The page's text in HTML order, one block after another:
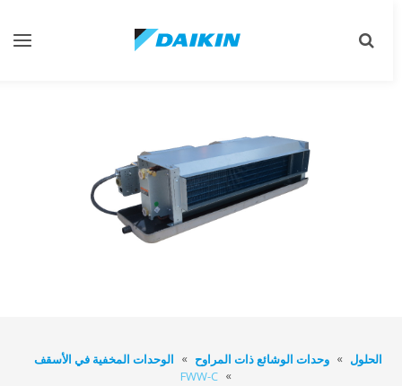
Toggle
الحلول وحدات الوشائع ذات المراوح
الوحدات المخفية في الأسقف
FWW-C